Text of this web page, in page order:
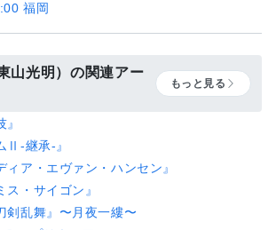
福岡
山光明）の関連アー
もっと見る
Ⅱ-継承-』
ィア・エヴァン・ハンセン』
ス・サイゴン』
剣乱舞』〜月夜一縷〜